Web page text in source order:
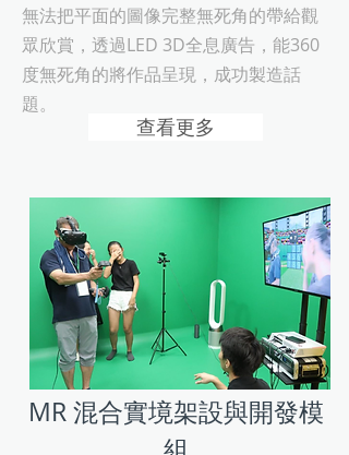
無法把平面的圖像完整無死角的帶給觀
眾欣賞，透過LED 3D全息廣告，能360
度無死角的將作品呈現，成功製造話
題。
查看更多
MR 混合實境架設與開發模